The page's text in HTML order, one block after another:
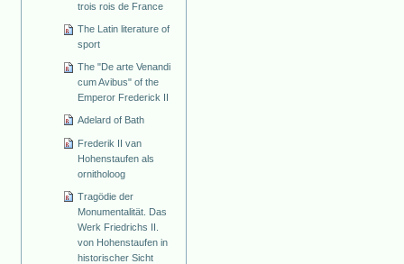
trois rois de France
The Latin literature of
sport
The "De arte Venandi
cum Avibus" of the
Emperor Frederick II
Adelard of Bath
Frederik II van
Hohenstaufen als
ornitholoog
Tragödie der
Monumentalität. Das
Werk Friedrichs II.
von Hohenstaufen in
historischer Sicht